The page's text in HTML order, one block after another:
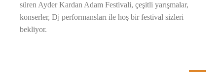
süren Ayder Kardan Adam Festivali, çeşitli yarışmalar,
konserler, Dj performansları ile hoş bir festival sizleri
bekliyor.